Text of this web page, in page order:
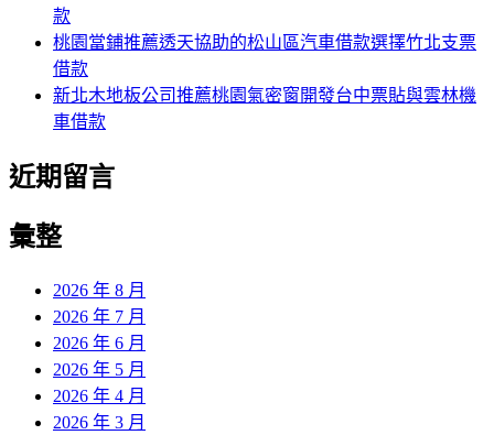
款
桃園當鋪推薦透天協助的松山區汽車借款選擇竹北支票
借款
新北木地板公司推薦桃園氣密窗開發台中票貼與雲林機
車借款
近期留言
彙整
2026 年 8 月
2026 年 7 月
2026 年 6 月
2026 年 5 月
2026 年 4 月
2026 年 3 月